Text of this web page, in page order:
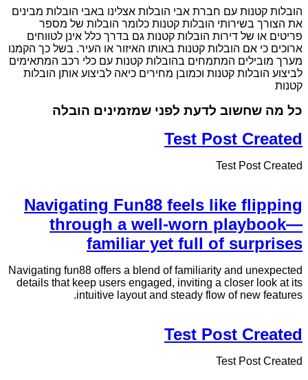
הובלות קטנות עם חברת אבי הובלות אצלינו באבי הובלות מבינים
את הצורך בשירותי הובלות קטנות כלומר הובלות של מספר
פריטים או של דירות הובלות קטנות גם בדרך כלל אינן לטווחים
ארוכים כי אם הובלות קטנות באותו האיזור או העיר. בשל כך הקמנו
מערך מובילים המתמחים בהובלות קטנות עם כלי רכב המתאימים
לביצוע הובלות קטנות וכמובן מחירים כיאה לביצוע אותן הובלות
קטנות
כל מה שחשוב לדעת לפני שמזמינים הובלה
Test Post Created
Test Post Created
Navigating Fun88 feels like flipping
through a well-worn playbook—
familiar yet full of surprises
Navigating fun88 offers a blend of familiarity and unexpected
details that keep users engaged, inviting a closer look at its
intuitive layout and steady flow of new features.
Test Post Created
Test Post Created